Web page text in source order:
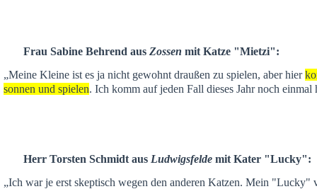
Frau Sabine Behrend aus Zossen mit Katze "Mietzi":
„Meine Kleine ist es ja nicht gewohnt draußen zu spielen, aber hier
sonnen und spielen. Ich komm auf jeden Fall dieses Jahr noch einmal
Herr Torsten Schmidt aus Ludwigsfelde mit Kater "Lucky":
„Ich war je erst skeptisch wegen den anderen Katzen. Mein "Lucky"